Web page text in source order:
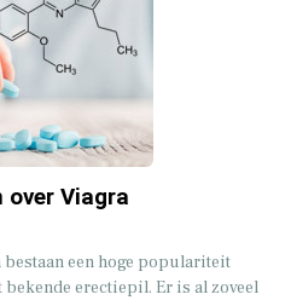
over Viagra
bestaan een hoge populariteit
erectiepil. Er is al zoveel